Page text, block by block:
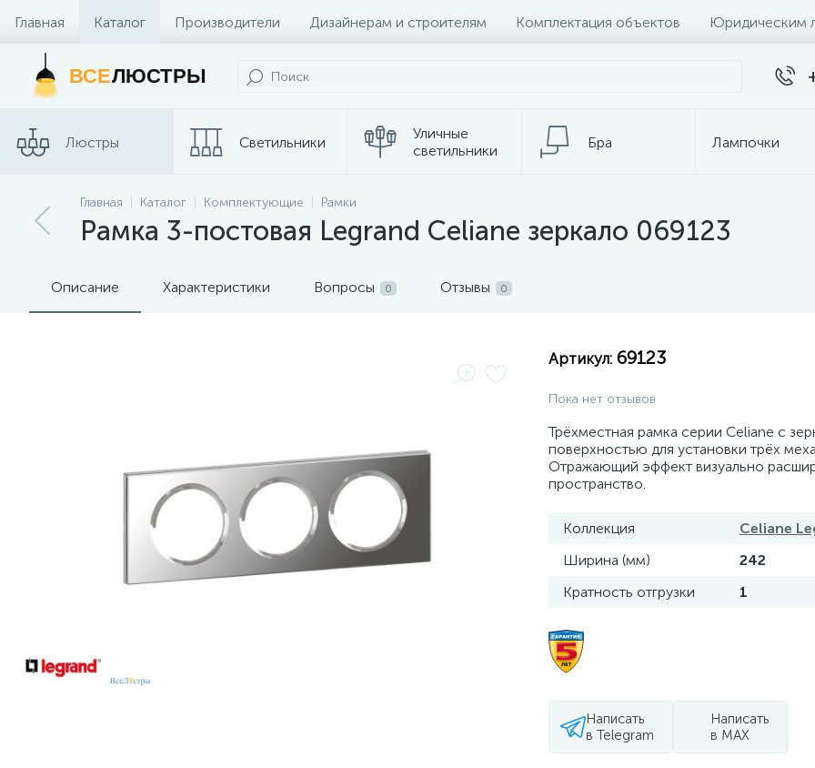
Главная Каталог Производители Дизайнерам и строителям Комплектация объектов Юридическим
Контакты и Магазины
ВСЕЛЮСТРЫ
Люстры Светильники
Уличные
светильники
Бра Лампочки
Споты Трековые системы
Главная Каталог Комплектующие Рамки
Рамка 3-постовая Legrand Celiane зеркало 069123
Описание Характеристики Вопросы 0 Отзывы 0
Артикул: 69123
Пока нет отзывов
Трёхместная рамка серии Celiane с
поверхностью для установки трёх
Отражающий эффект визуально
пространство.
Коллекция
Celiane
Ширина (мм)
242
Кратность отгрузки
1
Написать
в Telegram
Написать
в MAX